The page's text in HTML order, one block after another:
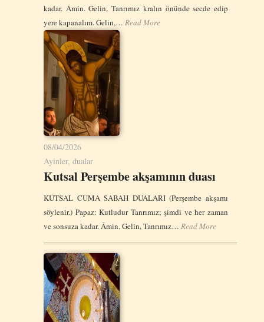
kadar. Âmin. Gelin, Tanrımız kralın önünde secde edip
yere kapanalım. Gelin,… Read More
08/04/2026
Ayinler, dualar
Kutsal Perşembe akşamının duası
KUTSAL CUMA SABAH DUALARI (Perşembe akşamı
söylenir.) Papaz: Kutludur Tanrımız; şimdi ve her zaman
ve sonsuza kadar. Âmin. Gelin, Tanrımız… Read More